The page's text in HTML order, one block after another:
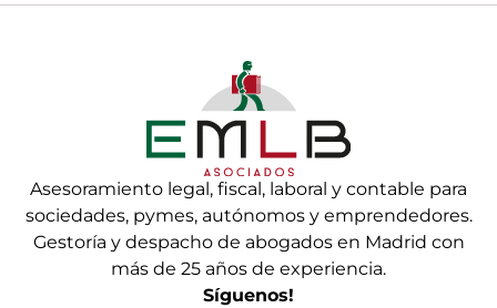
Asesoramiento legal, fiscal, laboral y contable para
sociedades, pymes, autónomos y emprendedores.
Gestoría y despacho de abogados en Madrid con
más de 25 años de experiencia.
Síguenos!